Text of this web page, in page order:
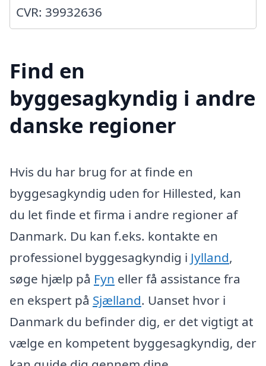
CVR: 39932636
Find en
byggesagkyndig i andre
danske regioner
Hvis du har brug for at finde en
byggesagkyndig uden for Hillested, kan
du let finde et firma i andre regioner af
Danmark. Du kan f.eks. kontakte en
professionel byggesagkyndig i Jylland,
søge hjælp på Fyn eller få assistance fra
en ekspert på Sjælland. Uanset hvor i
Danmark du befinder dig, er det vigtigt at
vælge en kompetent byggesagkyndig, der